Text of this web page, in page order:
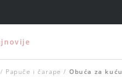
Obuća za kuću
Papuče i čarape